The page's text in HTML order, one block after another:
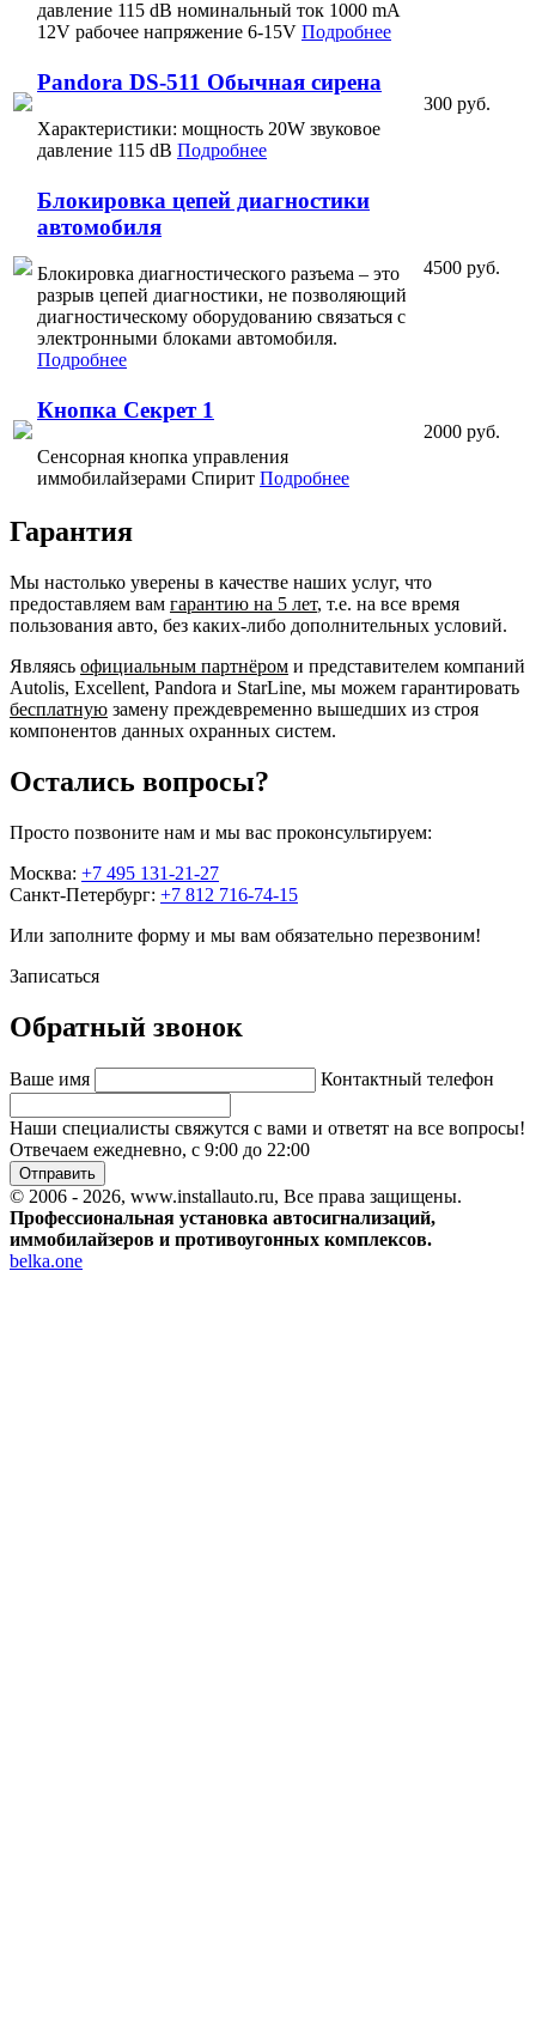
давление 115 dB номинальный ток 1000 mA
12V рабочее напряжение 6-15V Подробнее
Pandora DS-511 Обычная сирена
Характеристики: мощность 20W звуковое
давление 115 dB Подробнее
300 руб.
Блокировка цепей диагностики
автомобиля
Блокировка диагностического разъема – это
разрыв цепей диагностики, не позволяющий
диагностическому оборудованию связаться с
электронными блоками автомобиля.
Подробнее
4500 руб.
Кнопка Секрет 1
Сенсорная кнопка управления
иммобилайзерами Спирит Подробнее
2000 руб.
Гарантия
Мы настолько уверены в качестве наших услуг, что
предоставляем вам гарантию на 5 лет, т.е. на все время
пользования авто, без каких-либо дополнительных условий.
Являясь официальным партнёром и представителем компаний
Autolis, Excellent, Pandora и StarLine, мы можем гарантировать
бесплатную замену преждевременно вышедших из строя
компонентов данных охранных систем.
Остались вопросы?
Просто позвоните нам и мы вас проконсультируем:
Москва: +7 495 131-21-27
Санкт-Петербург: +7 812 716-74-15
Или заполните форму и мы вам обязательно перезвоним!
Записаться
Обратный звонок
Ваше имя Контактный телефон
Наши специалисты свяжутся с вами и ответят на все вопросы!
Отвечаем ежедневно, с 9:00 до 22:00
Отправить
© 2006 - 2026, www.installauto.ru, Все права защищены.
Профессиональная установка автосигнализаций,
иммобилайзеров и противоугонных комплексов.
belka.one